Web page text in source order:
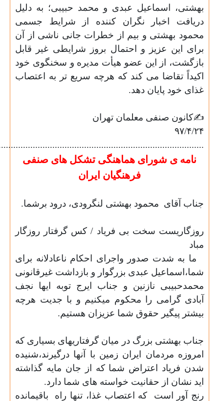
بهشتی، اسماعیل عبدی و محمد حبیبی؛ به دلیل
دریافت اخبار نگران کننده از شرایط جسمی
محمود بهشتی و بیم از خطرات جانی ناشی از آن
برای این عزیز و احتمال بروز شرایطی غیر قابل
بازگشت، از این عضو هیأت مدیره و سخنگوی خود
اکیداً تقاضا می کند که هرچه سریع تر به اعتصاب
غذای خود پایان دهد.
کانون صنفی معلمان تهران
۹۷/۴/۲۴
........................................................................................
نامه ی شورای هماهنگی تشکل های صنفی
فرهنگیان ایران
جناب آقاى محمود بهشتى لنگرودى، درود برشما.
روزگاريست سخت بى فرياد / كس گرفتار روزگار
مباد
ما به شدت صدور واجرای احکام ناعادلانه برای
شما،اسماعیل عبدی بزرگوار و بازداشت غیرقانونی
محمدحبیبی نازنین و جناب ایرج توبه ایها نجف
آبادی گرامی را محکوم میکنیم و با جدیت هرچه
بیشتر پیگیر حقوق شما عزیزان هستیم.
جناب بهشتی بزرگ در ميان گرفتاریهای بسیاری که
امروزه مردمان ايران زمین با آنها درگیرند،شنيده
شدن فریاد اعتراض شما كه از جان مايه گذاشته
ايد نشان از حقانيت خواسته های شما دارد.
رنج آور است
كه اعتصاب غذا، تنها راه
باقیمانده